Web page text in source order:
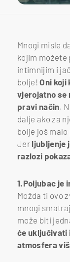
Mnogi misle
kojim možete
intimnijim i
bolje! Oni koji
vjerojatno se
pravi način.
dalje ako za
bolje još
Jer ljubljenje
razlozi
1.Poljubac je
Možda ti ovo
mnogi
može biti
će uključivati
atmosfera